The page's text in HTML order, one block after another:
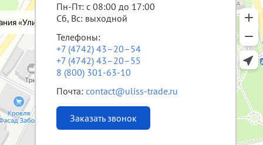
Пн-Пт: с 08:00 до 17:00
Сб, Вс: выходной
Телефоны:
+7 (4742) 43–20–54
+7 (4742) 43–20–55
8 (800) 301-63-10
Почта:contact@uliss-trade.ru
Заказать звонок